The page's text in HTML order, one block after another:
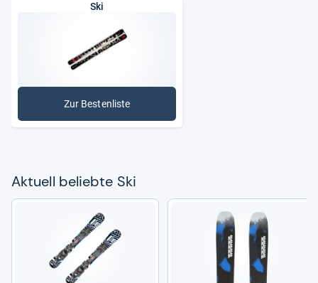
Ski
Zur Bestenliste
: Ski
Aktu­ell beliebte Ski